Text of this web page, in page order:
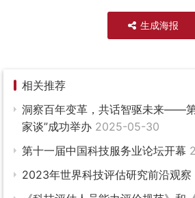
生成海报
相关推荐
洞察百年变革，共话智驱未来——
家谈”成功举办 2025-05-30
第十一届中国科技服务业论坛开幕
2023年世界科技评估研究前沿观察